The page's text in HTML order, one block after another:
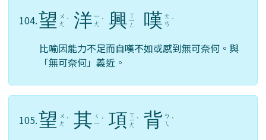
104.望
ㄨ
ㄤ ˋ 洋 ㄧ
ㄤ ˊ 興 ㄒ
ㄧ
ㄥ 嘆 ㄊ
ㄢ ˋ
比喻因能力不足而自嘆不如或感到無可奈何。與
「無可奈何」義近。
105.望
ㄨ
ㄤ ˋ 其 ㄑ
ㄧ ˊ 項 ㄒ
ㄧ
ㄤ
ˋ 背 ㄅ
ㄟ ˋ